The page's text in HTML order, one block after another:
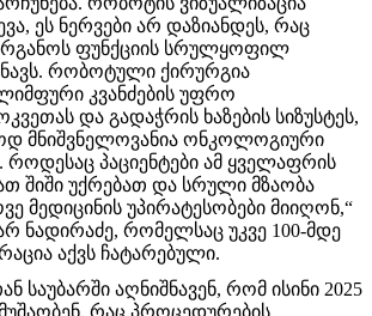
ეს ნერვები არ დაზიანდეს, რაც
ფუნქციის სრულყოფილ
რობოტული ქირურგია
კვანძების უფრო
და გადაჭრის ხაზების სიზუსტეს,
მნიშვნელოვანია ონკოლოგიური
როდესაც პაციენტები ამ ყველაფრის
შიში უქრებათ და სრული მზაობა
მედიცინის უპირატესობები მიიღონ,“
ნადირაძე, რომელსაც უკვე 100-მდე
აქვს ჩატარებული.
საუბარში აღნიშნავენ, რომ ისინი 2025
რაც პროცედურების